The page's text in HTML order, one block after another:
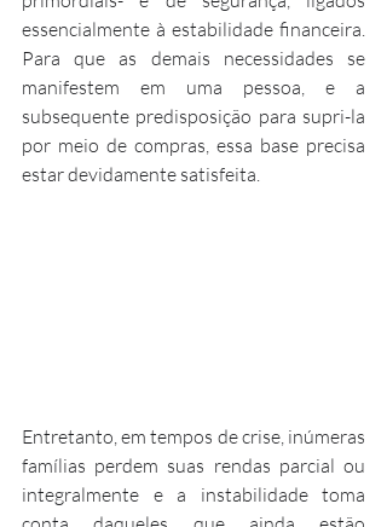
essencialmente à estabilidade financeira.
Para que as demais necessidades se
manifestem em uma pessoa, e a
subsequente predisposição para supri-la
por meio de compras, essa base precisa
estar devidamente satisfeita.
Entretanto, em tempos de crise, inúmeras
famílias perdem suas rendas parcial ou
integralmente e a instabilidade toma